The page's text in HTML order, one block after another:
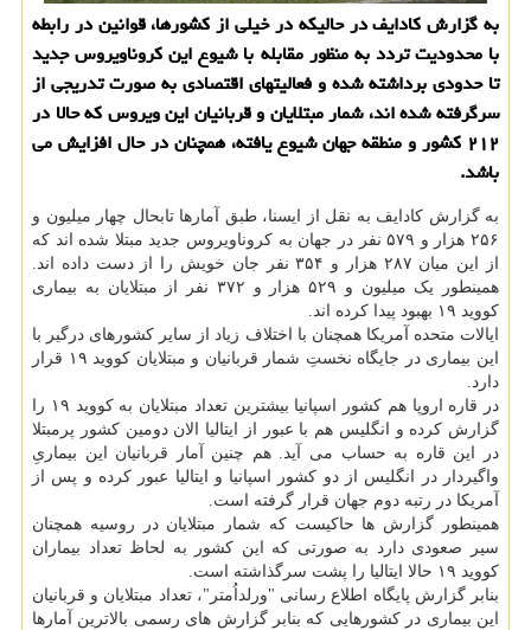
به گزارش كادایف در حالیكه در خیلی از كشورها، قوانین در رابطه
با محدودیت تردد به منظور مقابله با شیوع این كروناویروس جدید
تا حدودی برداشته شده و فعالیتهای اقتصادی به صورت تدریجی از
سرگرفته شده اند، شمار مبتلایان و قربانیان این ویروس كه حالا در
۲۱۲ كشور و منطقه جهان شیوع یافته، همچنان در حال افزایش می
باشد.
به گزارش کادایف به نقل از ایسنا، طبق آمارها تابحال چهار میلیون و
۲۵۶ هزار و ۵۷۹ نفر در جهان به کروناویروس جدید مبتلا شده اند که
از این میان ۲۸۷ هزار و ۳۵۴ نفر جان خویش را از دست داده اند.
همینطور یک میلیون و ۵۲۹ هزار و ۳۷۲ نفر از مبتلایان به بیماری
کووید ۱۹ بهبود پیدا کرده اند.
ایالات متحده آمریکا همچنان با اختلاف زیاد از سایر کشورهای درگیر با
این بیماری در جایگاه نخستِ شمار قربانیان و مبتلایان کووید ۱۹ قرار
دارد.
در قاره اروپا هم کشور اسپانیا بیشترین تعداد مبتلایان به کووید ۱۹ را
گزارش کرده و انگلیس هم با عبور از ایتالیا الان دومین کشور پرمبتلا
در این قاره به حساب می آید. هم چنین آمار قربانیان این بیماریِ
واگیردار در انگلیس از دو کشور اسپانیا و ایتالیا عبور کرده و پس از
آمریکا در رتبه دوم جهان قرار گرفته است.
همینطور گزارش ها حاکیست که شمار مبتلایان در روسیه همچنان
سیر صعودی دارد به صورتی که این کشور به لحاظ تعداد بیماران
کووید ۱۹ حالا ایتالیا را پشت سرگذاشته است.
بنابر گزارش پایگاه اطلاع رسانی "ورلداُمتر"، تعداد مبتلایان و قربانیان
این بیماری در کشورهایی که بنابر گزارش های رسمی بالاترین آمارها